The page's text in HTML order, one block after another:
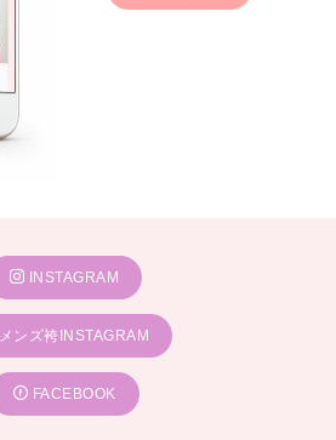
INSTAGRAM
メンズ袴INSTAGRAM
FACEBOOK